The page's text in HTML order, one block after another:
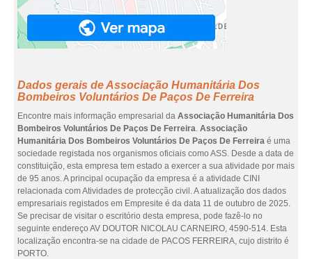
Dados gerais de Associação Humanitária Dos
Bombeiros Voluntários De Paços De Ferreira
Encontre mais informação empresarial da Associação Humanitária Dos
Bombeiros Voluntários De Paços De Ferreira. Associação
Humanitária Dos Bombeiros Voluntários De Paços De Ferreira é uma
sociedade registada nos organismos oficiais como ASS. Desde a data de
constituição, esta empresa tem estado a exercer a sua atividade por mais
de 95 anos. A principal ocupação da empresa é a atividade CINI
relacionada com Atividades de protecção civil. A atualização dos dados
empresariais registados em Empresite é da data 11 de outubro de 2025.
Se precisar de visitar o escritório desta empresa, pode fazê-lo no
seguinte endereço AV DOUTOR NICOLAU CARNEIRO, 4590-514. Esta
localização encontra-se na cidade de PACOS FERREIRA, cujo distrito é
PORTO.